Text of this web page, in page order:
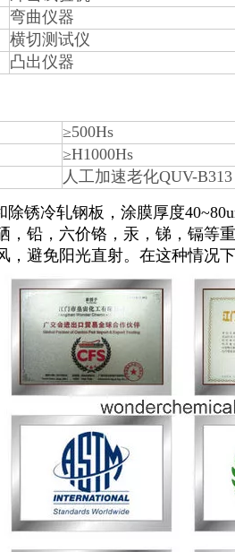
弯曲仪器
横切测试仪
凸出仪器
≥500Hs
≥H1000Hs
人工加速老化QUV-B313
除锈冷轧钢板，涂膜厚度
，铅，六价铬，汞，锑，镉等
，避免阳光直射。在这种情况